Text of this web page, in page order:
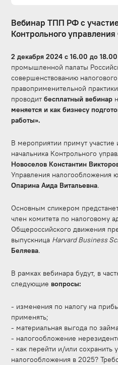
Вебинар ТПП РФ с
Контрольного
2 декабря 2024 с 16.00 до 18.00
промышленной палаты
совершенствованию
правоприменительной практики
проводитбесплатный вебинар
меняется и как бизнесу
работы».
В мероприятии примут участие
начальника Контрольного
Новоселов Константин
Управления налогообложения
Опарина Аида Витальевна.
Основным спикером
член комитета по налоговому
Общероссийского движения
выпускница Harvard Business
Беляева.
В рамках вебинара будут, в
следующие вопросы:
- изменения по налогу на
применять;
- материальная выгода по
- налогообложение
- ⁠как перейти и/или сохранить
налогообложения в 2025?